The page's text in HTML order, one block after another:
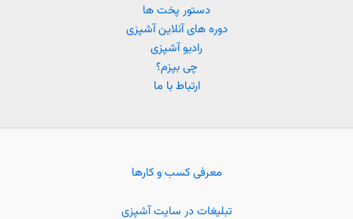
دستور پخت ها
دوره های آنلاین آشپزی
رادیو آشپزی
چی بپزم؟
ارتباط با ما
معرفی کسب و کارها
تبلیغات در سایت آشپزی